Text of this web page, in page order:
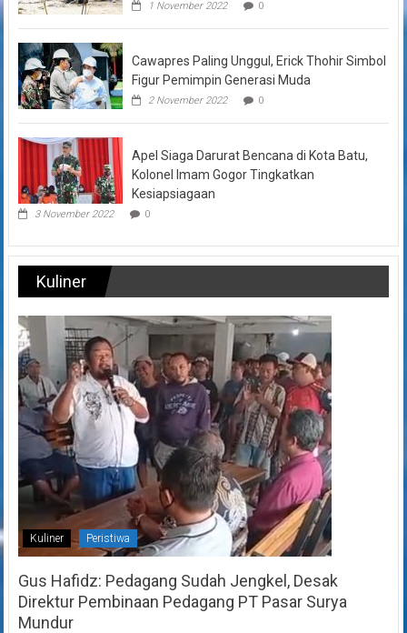
1 November 2022 0
Cawapres Paling Unggul, Erick Thohir Simbol
Figur Pemimpin Generasi Muda
2 November 2022 0
Apel Siaga Darurat Bencana di Kota Batu,
Kolonel Imam Gogor Tingkatkan
Kesiapsiagaan
3 November 2022 0
Kuliner
Kuliner Peristiwa
Gus Hafidz: Pedagang Sudah Jengkel, Desak
Direktur Pembinaan Pedagang PT Pasar Surya
Mundur